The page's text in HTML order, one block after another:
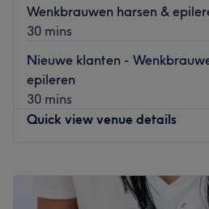
manicure, pedicure, gelpolish,
overige
Vervoer: Damsterdiep,
Extra's: Onze beauty parties/
kinderen vanaf 5 jaar.
Go to venue
Wenkbrauwen harsen &
30 mins
Nieuwe klanten -
epileren
30 mins
Quick view venue details
Wednesday